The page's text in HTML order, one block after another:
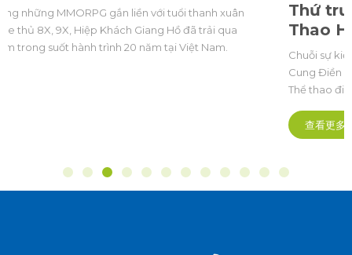
Thứ trưởng Bộ Văn hoá, Du lịch và Thể
Thao Hoàng Đạo Cương: Xây dựng hệ
sinh thái Esports Việt Nam phát triển,
Chuỗi sự kiện The Grand Esports 2026 chính thức khai mạc tại
Cung Điền kinh Mỹ Đình (Hà Nội). Đây là lần đầu tiên một sự kiện
Thể thao điện tử quy mô quốc gia và khu vực cũng như châu lục,